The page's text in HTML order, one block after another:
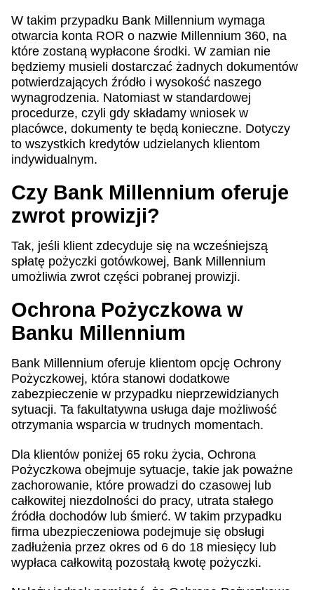
W takim przypadku Bank Millennium wymaga
otwarcia konta ROR o nazwie Millennium 360, na
które zostaną wypłacone środki. W zamian nie
będziemy musieli dostarczać żadnych dokumentów
potwierdzających źródło i wysokość naszego
wynagrodzenia. Natomiast w standardowej
procedurze, czyli gdy składamy wniosek w
placówce, dokumenty te będą konieczne. Dotyczy
to wszystkich kredytów udzielanych klientom
indywidualnym.
Czy Bank Millennium oferuje
zwrot prowizji?
Tak, jeśli klient zdecyduje się na wcześniejszą
spłatę pożyczki gotówkowej, Bank Millennium
umożliwia zwrot części pobranej prowizji.
Ochrona Pożyczkowa w
Banku Millennium
Bank Millennium oferuje klientom opcję Ochrony
Pożyczkowej, która stanowi dodatkowe
zabezpieczenie w przypadku nieprzewidzianych
sytuacji. Ta fakultatywna usługa daje możliwość
otrzymania wsparcia w trudnych momentach.
Dla klientów poniżej 65 roku życia, Ochrona
Pożyczkowa obejmuje sytuacje, takie jak poważne
zachorowanie, które prowadzi do czasowej lub
całkowitej niezdolności do pracy, utrata stałego
źródła dochodów lub śmierć. W takim przypadku
firma ubezpieczeniowa podejmuje się obsługi
zadłużenia przez okres od 6 do 18 miesięcy lub
wypłaca całkowitą pozostałą kwotę pożyczki.